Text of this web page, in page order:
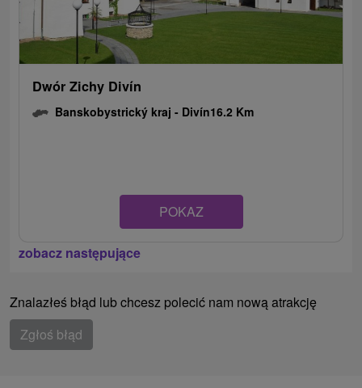
Dwór Zichy Divín
Banskobystrický kraj - Divín16.2 Km
POKAZ
zobacz następujące
Znalazłeś błąd lub chcesz polecić nam nową atrakcję
Zgłoś błąd